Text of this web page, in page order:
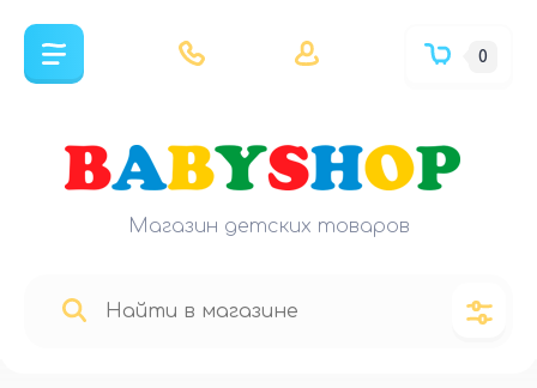
Магазин детских товаров
0